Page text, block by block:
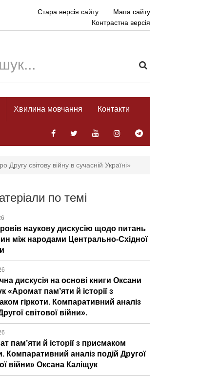
Стара версія сайту
Мапа сайту
Контрастна версія
Хвилина мовчання Контакти
світову війну в сучасній Україні»
по темі
наукову дискусію щодо питань
між народами Центрально-Східної
дискусія на основі книги Оксани
«Аромат пам’яти й історії з
гіркоти. Компаративний аналіз
світової війни».
пам’яти й історії з присмаком
Компаративний аналіз подій Другої
війни» Оксана Каліщук